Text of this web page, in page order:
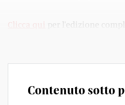
Clicca qui per l'edizione
Contenuto sotto